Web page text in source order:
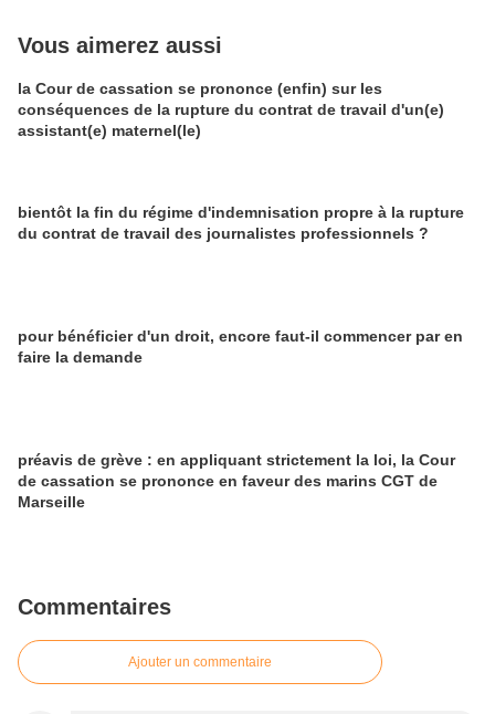
Vous aimerez aussi
la Cour de cassation se prononce (enfin) sur les
conséquences de la rupture du contrat de travail d'un(e)
assistant(e) maternel(le)
bientôt la fin du régime d'indemnisation propre à la rupture
du contrat de travail des journalistes professionnels ?
pour bénéficier d'un droit, encore faut-il commencer par en
faire la demande
préavis de grève : en appliquant strictement la loi, la Cour
de cassation se prononce en faveur des marins CGT de
Marseille
Commentaires
Ajouter un commentaire